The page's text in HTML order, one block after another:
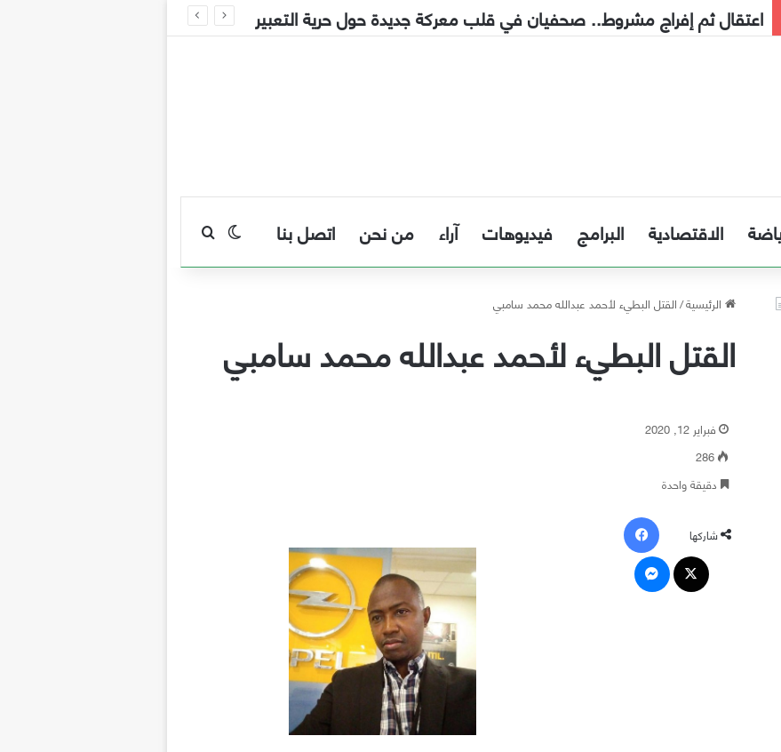
اعتقال ثم إفراج مشروط.. صحفيان في قلب معركة جديدة حول حرية التعبير
الاقتصادية البرامج فيديوهات آراء من نحن اتصل بنا الوضع المظلم
الرئيسية/القتل البطيء لأحمد عبدالله محمد سامبي
القتل البطيء لأحمد عبدالله محمد سامبي
فبراير 12, 2020
286
دقيقة واحدة
شاركها
ماسنجر